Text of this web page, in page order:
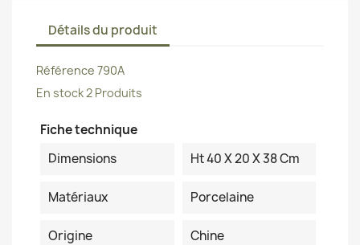
Détails du produit
Référence 790A
En stock2 Produits
Fiche technique
Dimensions
Ht 40 X 20 X 38 Cm
Matériaux Porcelaine
Origine Chine